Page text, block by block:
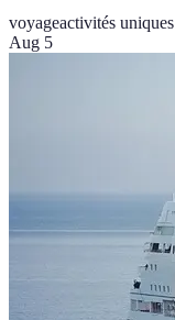
voyageactivités uniques
Aug 5